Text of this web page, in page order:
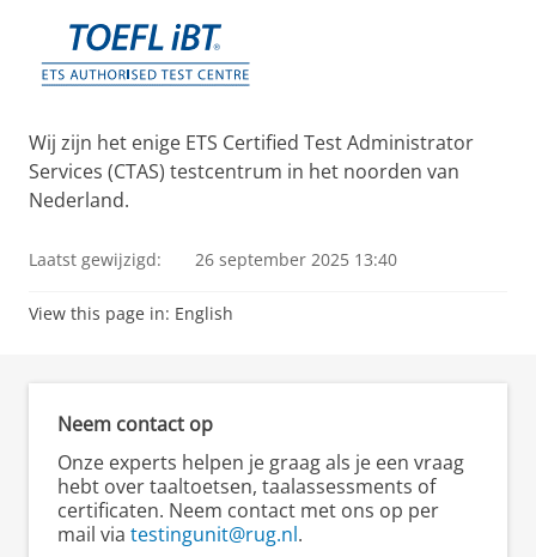
Wij zijn het enige ETS Certified Test Administrator
Services (CTAS) testcentrum in het noorden van
Nederland.
Laatst gewijzigd: 26 september 2025 13:40
View this page in: English
Neem contact op
Onze experts helpen je graag als je een vraag
hebt over taaltoetsen, taalassessments of
certificaten. Neem contact met ons op per
mail via testingunit@rug.nl.